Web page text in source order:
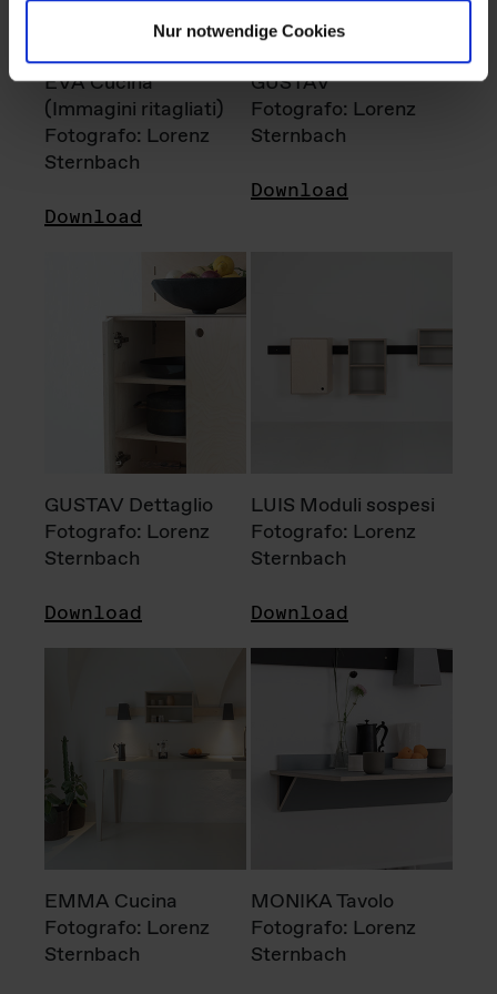
Nur notwendige Cookies
EVA Cucina
(Immagini ritagliati)
Fotografo: Lorenz
Sternbach
Download
GUSTAV
Fotografo: Lorenz
Sternbach
Download
GUSTAV Dettaglio
Fotografo: Lorenz
Sternbach
Download
LUIS Moduli sospesi
Fotografo: Lorenz
Sternbach
Download
EMMA Cucina
Fotografo: Lorenz
Sternbach
MONIKA Tavolo
Fotografo: Lorenz
Sternbach